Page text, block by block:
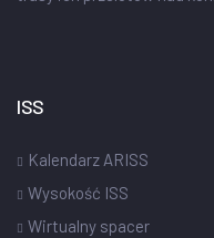
ISS
Kalendarz ARISS
Wysokość ISS
Wirtualny spacer